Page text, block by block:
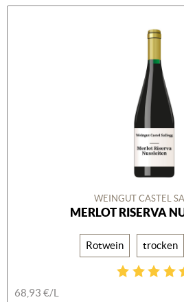
WEINGUT CASTEL
MERLOT RISERVA
Rotwein trocken
68,93 €/L